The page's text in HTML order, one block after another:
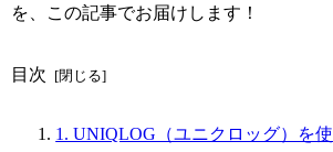
を、この記事でお届けします！
目次
1. UNIQLOG（ユニクロッグ）を使